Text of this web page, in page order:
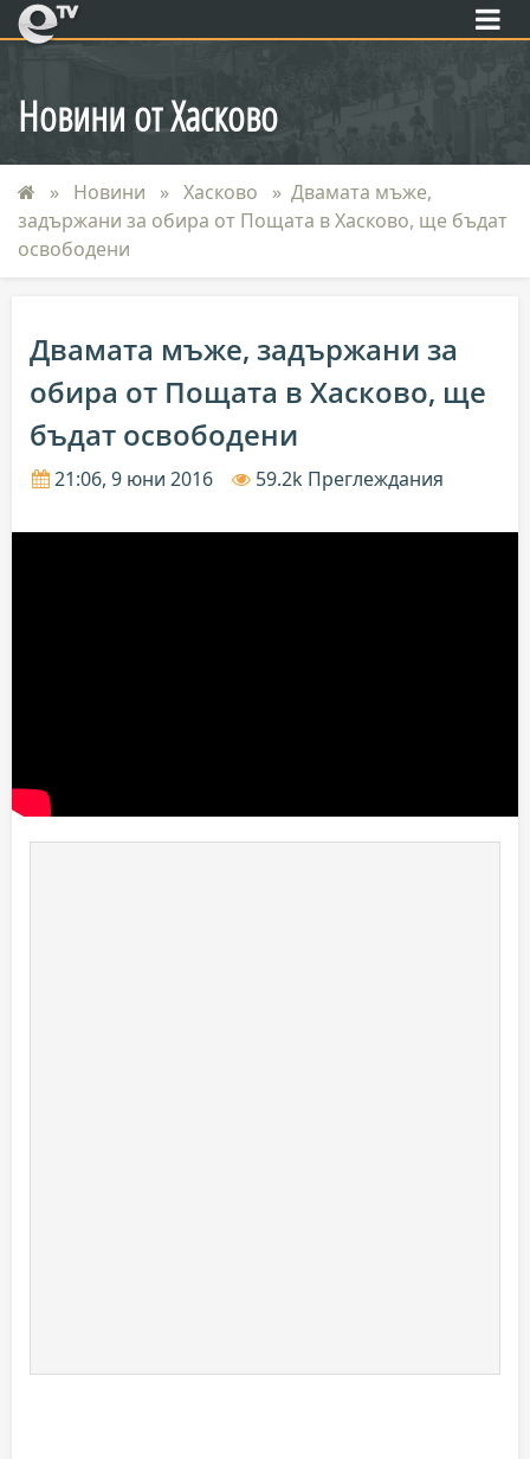
eTV
Новини от Хасково
Новини Хасково
Двамата мъже,
задържани за обира от Пощата в Хасково, ще бъдат
освободени
Двамата мъже, задържани за
обира от Пощата в Хасково, ще
бъдат освободени
21:06, 9 юни 2016 59.2k Преглеждания